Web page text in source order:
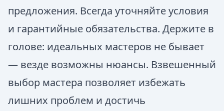
предложения. Всегда уточняйте условия
и гарантийные обязательства. Держите в
голове: идеальных мастеров не бывает
— везде возможны нюансы. Взвешенный
выбор мастера позволяет избежать
лишних проблем и достичь